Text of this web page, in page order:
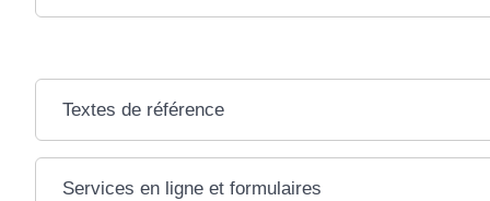
Textes de référence
Services en ligne et formulaires